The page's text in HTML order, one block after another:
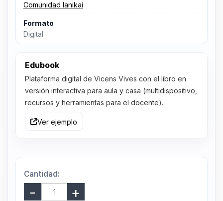
Comunidad lanikai
Formato
Digital
Edubook
Plataforma digital de Vicens Vives con el libro en
versión interactiva para aula y casa (multidispositivo,
recursos y herramientas para el docente).
Ver ejemplo
Cantidad: